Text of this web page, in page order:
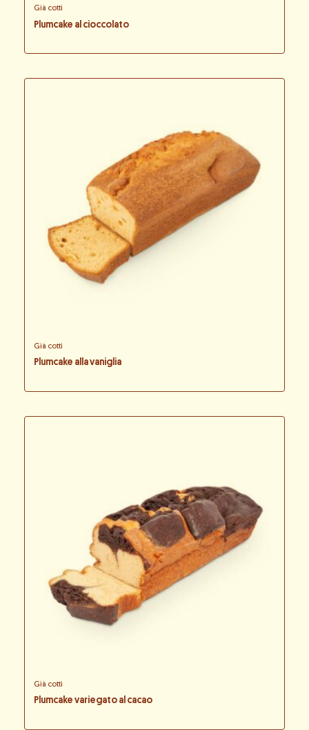
Già cotti
Plumcake al cioccolato
Già cotti
Plumcake alla vaniglia
Già cotti
Plumcake variegato al cacao